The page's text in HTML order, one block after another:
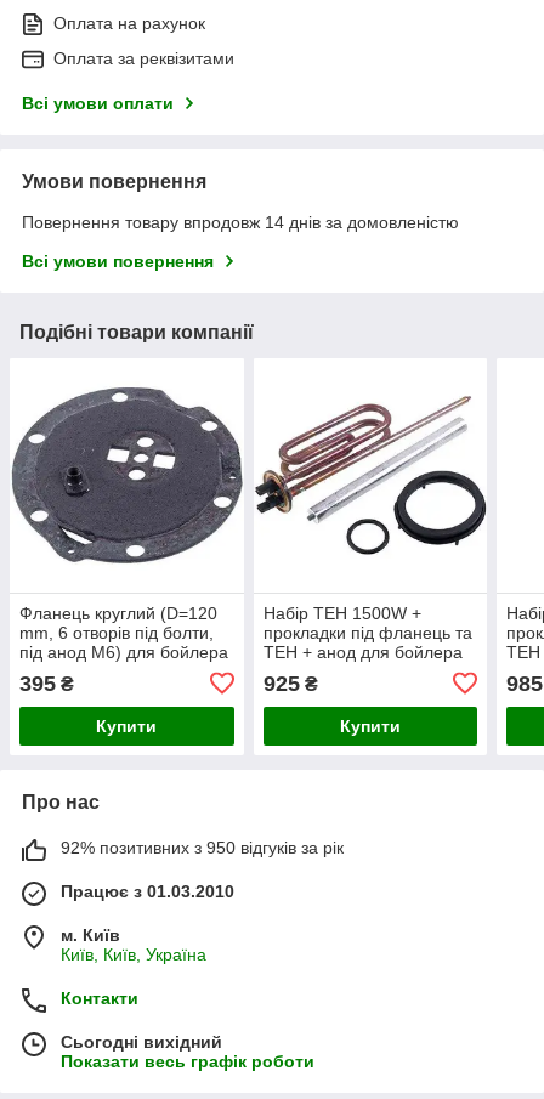
Оплата на рахунок
Оплата за реквізитами
Всі умови оплати
Умови повернення
Повернення товару впродовж 14 днів за домовленістю
Всі умови повернення
Подібні товари компанії
Фланець круглий (D=120
mm, 6 отворів під болти,
під анод M6) для бойлера
GТ00118EAtl
395 ₴
Купити
Набір ТЕН 1500W +
прокладки під фланець та
ТЕН + анод для бойлера
925₴
Купити
ТЕН
985
Про нас
92% позитивних з 950 відгуків за рік
Працює з 01.03.2010
м. Київ
Київ, Київ, Україна
Контакти
Сьогодні вихідний
Показати весь графік роботи